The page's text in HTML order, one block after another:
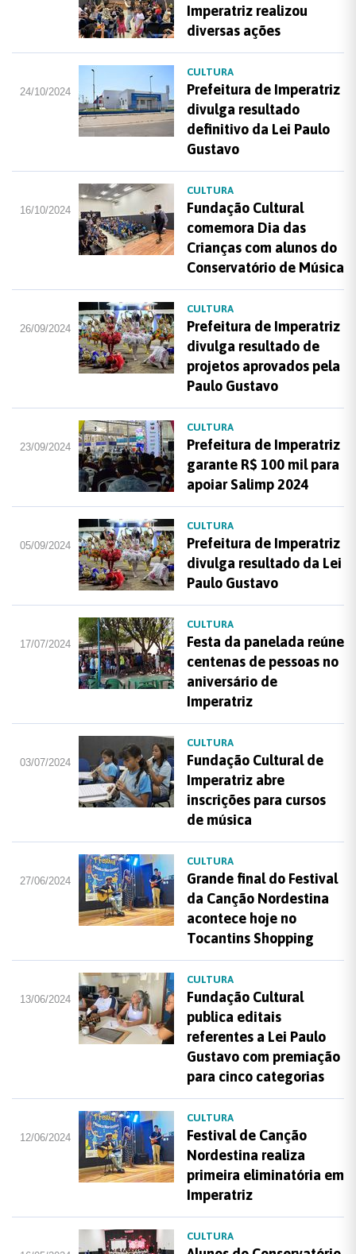
Imperatriz realizou
diversas ações
24/10/2024
CULTURA
Prefeitura de Imperatriz
divulga resultado
definitivo da Lei Paulo
Gustavo
16/10/2024
CULTURA
Fundação Cultural
comemora Dia das
Crianças com alunos do
Conservatório de Música
26/09/2024
CULTURA
Prefeitura de Imperatriz
divulga resultado de
projetos aprovados pela
Paulo Gustavo
23/09/2024
CULTURA
Prefeitura de Imperatriz
garante R$ 100 mil para
apoiar Salimp 2024
05/09/2024
CULTURA
Prefeitura de Imperatriz
divulga resultado da Lei
Paulo Gustavo
17/07/2024
CULTURA
Festa da panelada reúne
centenas de pessoas no
aniversário de
Imperatriz
03/07/2024
CULTURA
Fundação Cultural de
Imperatriz abre
inscrições para cursos
de música
27/06/2024
CULTURA
Grande final do Festival
da Canção Nordestina
acontece hoje no
Tocantins Shopping
13/06/2024
CULTURA
Fundação Cultural
publica editais
referentes a Lei Paulo
Gustavo com premiação
para cinco categorias
12/06/2024
CULTURA
Festival de Canção
Nordestina realiza
primeira eliminatória em
Imperatriz
CULTURA